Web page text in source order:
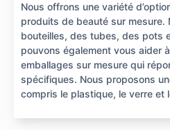
Nous offrons une variété
produits de beauté sur mesure.
bouteilles, des tubes, des pots
pouvons également vous aider
emballages sur mesure qui
spécifiques. Nous proposons
compris le plastique, le verre et